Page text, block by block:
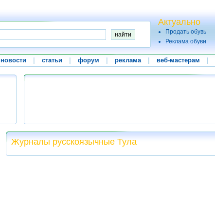
Актуально
Продать обувь
Реклама обуви
новости статьи форум реклама веб-мастерам
Журналы русскоязычные Тула